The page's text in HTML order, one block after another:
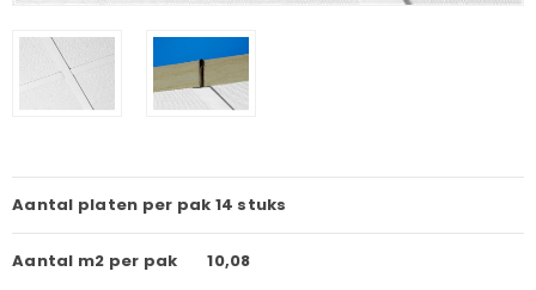
Aantal platen per pak 14 stuks
Aantal m2 per pak 10,08